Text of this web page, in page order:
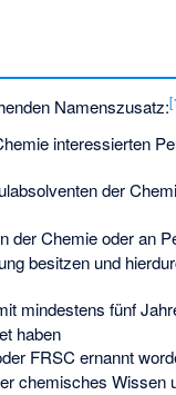
Namenszusatz:[
interessierten
der
der Chemie oder an
besitzen und
mindestens fünf
haben
FRSC ernannt
chemisches Wissen